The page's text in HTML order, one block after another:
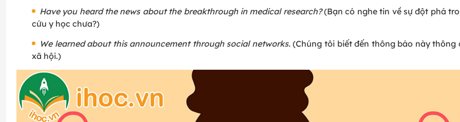
Have you heard the news about the breakthrough in medical research?(Bạn có nghe tin về sự đột phá
cứu y học chưa?)
We learned about this announcement through social networks.(Chúng tôi biết đến thông báo này thông
xã hội.)